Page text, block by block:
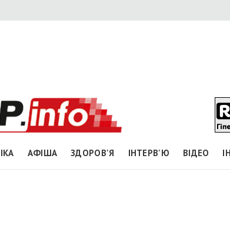
АФІША ЗДОРОВ'Я ІНТЕРВ'Ю ВІДЕО